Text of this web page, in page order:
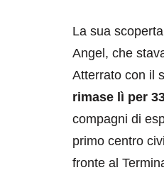
La sua
Angel, che
Atterrato con il
rimase lì per
compagni di
primo centro
fronte al